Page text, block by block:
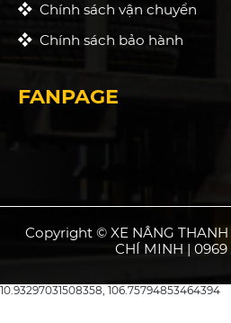
Chính sách vận chuyển
Chính sách bảo hành
FANPAGE
Copyright © XE NÂNG THANH
CHÍ MINH | 0969
10.93297031508358, 106.75794853464394